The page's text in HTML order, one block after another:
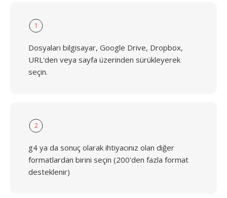
1
Dosyaları bilgisayar, Google Drive, Dropbox,
URL'den veya sayfa üzerinden sürükleyerek
seçin.
2
g4 ya da sonuç olarak ihtiyacınız olan diğer
formatlardan birini seçin (200'den fazla format
desteklenir)